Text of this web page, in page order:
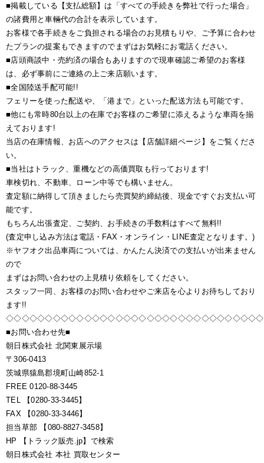
■掲載している【支払総額】は「すべての手続きを弊社で行った場合」
の諸費用と車輛代の合計を表示しています。
お客様で各手続きをご負担される場合のお見積もりや、ご予算に合わせ
たプランの提案もできますのでまずはお気軽にお電話ください。
■店頭商談中・売約済の場合もありますので現車確認ご希望のお客様
は、必ず事前にご連絡の上ご来店願います。
■全国陸送手配可能!!
フェリーを使った配送や、「港まで」といった配送方法も可能です。
■他にも常時80台以上の在庫でお客様のご希望に添えるような車両を揃
えております!
当店の在庫情報、お店へのアクセスは【店舗詳細ページ】をご覧くださ
い。
■当社はトラック、重機などの高価買取も行っております!
車検切れ、不動車、ローン中等でも構いません。
査定額に納得して頂きましたら売買契約締結後、現金ですぐお支払い可
能です。
もちろん出張査定、ご契約、お手続きの手数料はすべて無料!!
(査定申し込み方法は電話・FAX・オンライン・LINE査定となります。)
※ヤフオク出品車両については、かんたん決済での支払いが出来ません
ので
まずはお問い合わせの上見積り依頼をしてください。
スタッフ一同、お客様のお問い合わせやご来店を心よりお待ちしており
ます!!
■お問い合わせ先■
朝日株式会社 北関東展示場
〒306-0413
茨城県猿島郡境町山崎852-1
FREE 0120-88-3445
TEL 【0280-33-3445】
FAX 【0280-33-3446】
担当草部 【080-8827-3458】
HP 【トラック販売.jp】で検索
朝日株式会社 本社 買取センター